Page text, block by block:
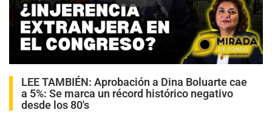
LEE TAMBIÉN: Aprobación a Dina Boluarte cae
a 5%: Se marca un récord histórico negativo
desde los 80′s